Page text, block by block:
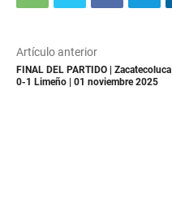
Artículo anterior
FINAL DEL PARTIDO | Zacatecoluca
0-1 Limeño | 01 noviembre 2025